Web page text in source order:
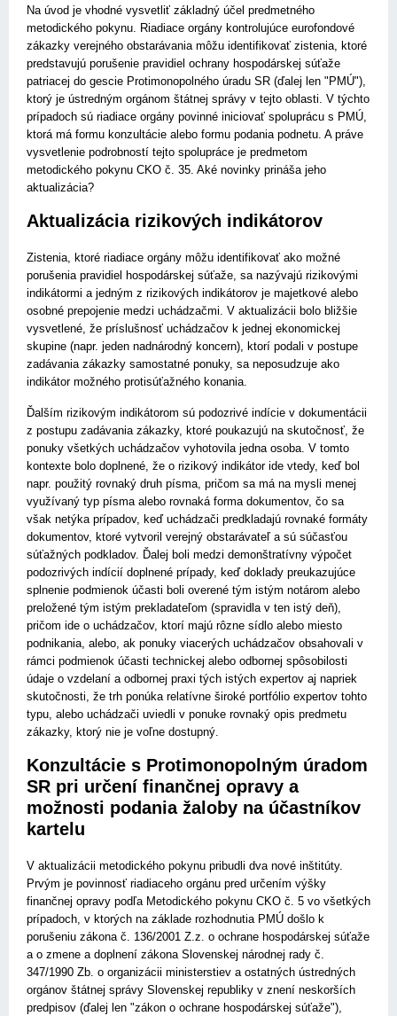
Na úvod je vhodné vysvetliť základný účel predmetného
metodického pokynu. Riadiace orgány kontrolujúce eurofondové
zákazky verejného obstarávania môžu identifikovať zistenia, ktoré
predstavujú porušenie pravidiel ochrany hospodárskej súťaže
patriacej do gescie Protimonopolného úradu SR (ďalej len "PMÚ"),
ktorý je ústredným orgánom štátnej správy v tejto oblasti. V týchto
prípadoch sú riadiace orgány povinné iniciovať spoluprácu s PMÚ,
ktorá má formu konzultácie alebo formu podania podnetu. A práve
vysvetlenie podrobností tejto spolupráce je predmetom
metodického pokynu CKO č. 35. Aké novinky prináša jeho
aktualizácia?
Aktualizácia rizikových indikátorov
Zistenia, ktoré riadiace orgány môžu identifikovať ako možné
porušenia pravidiel hospodárskej súťaže, sa nazývajú rizikovými
indikátormi a jedným z rizikových indikátorov je majetkové alebo
osobné prepojenie medzi uchádzačmi. V aktualizácii bolo bližšie
vysvetlené, že príslušnosť uchádzačov k jednej ekonomickej
skupine (napr. jeden nadnárodný koncern), ktorí podali v postupe
zadávania zákazky samostatné ponuky, sa neposudzuje ako
indikátor možného proti­súťažného konania.
Ďalším rizikovým indikátorom sú podozrivé indície v dokumentácii
z postupu zadávania zákazky, ktoré poukazujú na skutočnosť, že
ponuky všetkých uchádzačov vyhotovila jedna osoba. V tomto
kontexte bolo doplnené, že o rizikový indikátor ide vtedy, keď bol
napr. použitý rovnaký druh písma, pričom sa má na mysli menej
využívaný typ písma alebo rovnaká forma dokumentov, čo sa
však netýka prípadov, keď uchádzači predkladajú rovnaké formáty
dokumentov, ktoré vytvoril verejný obstarávateľ a sú súčasťou
súťažných podkladov. Ďalej boli medzi demonštratívny výpočet
podozrivých indícií doplnené prípady, keď doklady preukazujúce
splnenie podmienok účasti boli overené tým istým notárom alebo
preložené tým istým prekladateľom (spravidla v ten istý deň),
pričom ide o uchádzačov, ktorí majú rôzne sídlo alebo miesto
podnikania, alebo, ak ponuky viacerých uchádzačov obsahovali v
rámci podmienok účasti technickej alebo odbornej spôsobilosti
údaje o vzdelaní a odbornej praxi tých istých expertov aj napriek
skutočnosti, že trh ponúka relatívne široké portfólio expertov tohto
typu, alebo uchádzači uviedli v ponuke rovnaký opis predmetu
zákazky, ktorý nie je voľne dostupný.
Konzultácie s Protimonopolným úradom
SR pri určení finančnej opravy a
možnosti podania žaloby na účastníkov
kartelu
V aktualizácii metodického pokynu pribudli dva nové inštitúty.
Prvým je povinnosť riadiaceho orgánu pred určením výšky
finančnej opravy podľa Metodického pokynu CKO č. 5 vo všetkých
prípadoch, v ktorých na základe rozhodnutia PMÚ došlo k
porušeniu zákona č. 136/2001 Z.z. o ochrane hospodárskej súťaže
a o zmene a doplnení zákona Slovenskej národnej rady č.
347/1990 Zb. o organizácii ministerstiev a ostat­ných ústredných
orgánov štátnej správy Slovenskej republiky v znení neskorších
predpisov (ďalej len "zákon o ochrane hospodárskej súťaže"),